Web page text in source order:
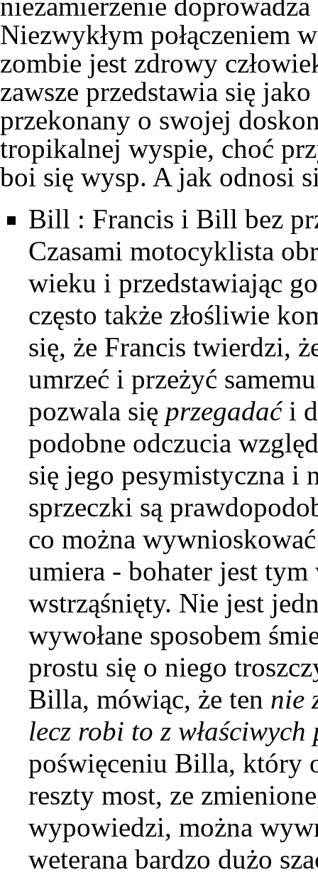
Niezwykłym połączeniem
zombie jest zdrowy
zawsze przedstawia się
przekonany o swojej
tropikalnej wyspie, choć
boi się wysp. A jak odnosi
Bill : Francis i Bill bez
Czasami motocyklista
wieku i przedstawiając
często także złośliwie
się, że Francis twierdzi,
umrzeć i przeżyć
pozwala się przegadaći
podobne odczucia
się jego pesymistyczna i
sprzeczki są
co można
umiera - bohater jest
wstrząśnięty. Nie jest
wywołane sposobem
prostu się o niego
Billa, mówiąc, że ten nie
lecz robi to z właściwych
poświęceniu Billa, który
reszty most, ze
wypowiedzi, można
weterana bardzo dużo